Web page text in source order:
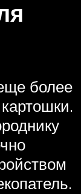
более